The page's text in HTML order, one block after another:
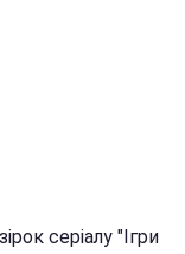
серіалу "Ігри